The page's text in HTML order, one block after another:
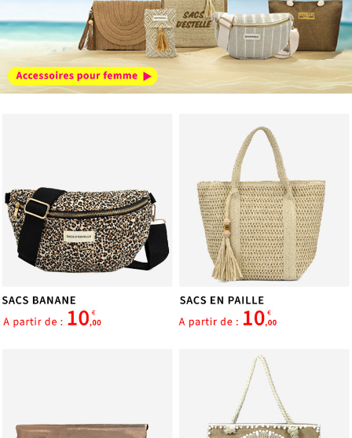
notre site avec nos partenaires de médias sociaux, de
publicité et d'analyse, qui peuvent combiner celles-ci
avec d'autres informations que vous leur avez fournies
ou qu'ils ont collectées lors de votre utilisation de leurs
services.